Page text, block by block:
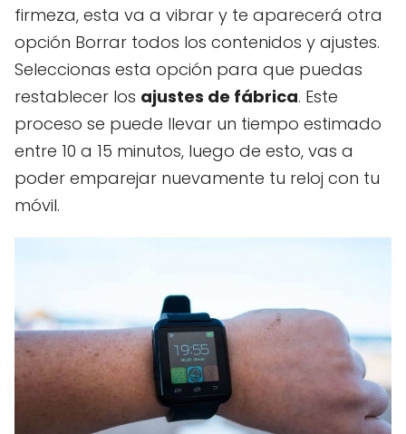
firmeza, esta va a vibrar y te aparecerá otra
opción Borrar todos los contenidos y ajustes.
Seleccionas esta opción para que puedas
restablecer los ajustes de fábrica. Este
proceso se puede llevar un tiempo estimado
entre 10 a 15 minutos, luego de esto, vas a
poder emparejar nuevamente tu reloj con tu
móvil.